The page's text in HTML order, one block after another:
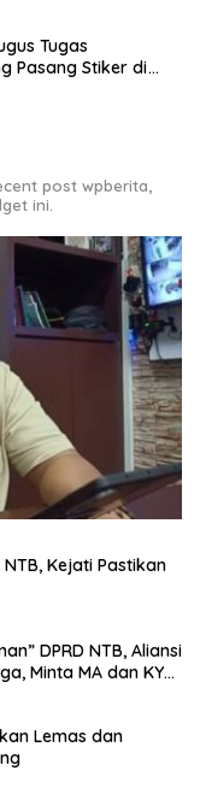
Tugas
Pasang Stiker di
post wpberita,
ini.
Kejati Pastikan
DPRD NTB, Aliansi
Minta MA dan KY
Lemas dan